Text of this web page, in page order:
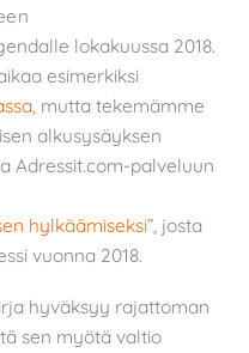
lokakuussa 2018.
esimerkiksi
, mutta tekemämme
alkusysäyksen
Adressit.com-palveluun
hylkäämiseksi”, josta
vuonna 2018.
hyväksyy rajattoman
sen myötä valtio